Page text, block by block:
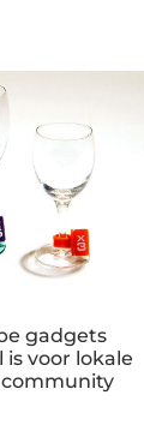
gadgets
voor lokale